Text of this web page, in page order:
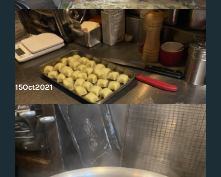
姉の仕込みのお手伝い‼️
15Oct2021